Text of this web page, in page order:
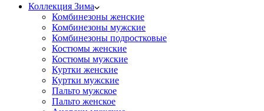
Коллекция Зима
Комбинезоны женские
Комбинезоны мужские
Комбинезоны подростковые
Костюмы женские
Костюмы мужские
Куртки женские
Куртки мужские
Пальто мужское
Пальто женское